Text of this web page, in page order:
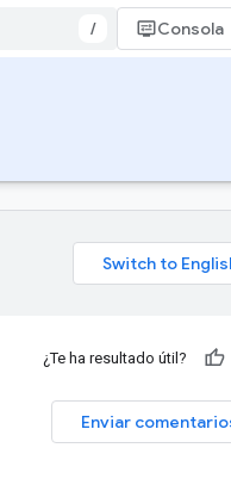
/ Consola
¿Te ha resultado útil?
Enviar